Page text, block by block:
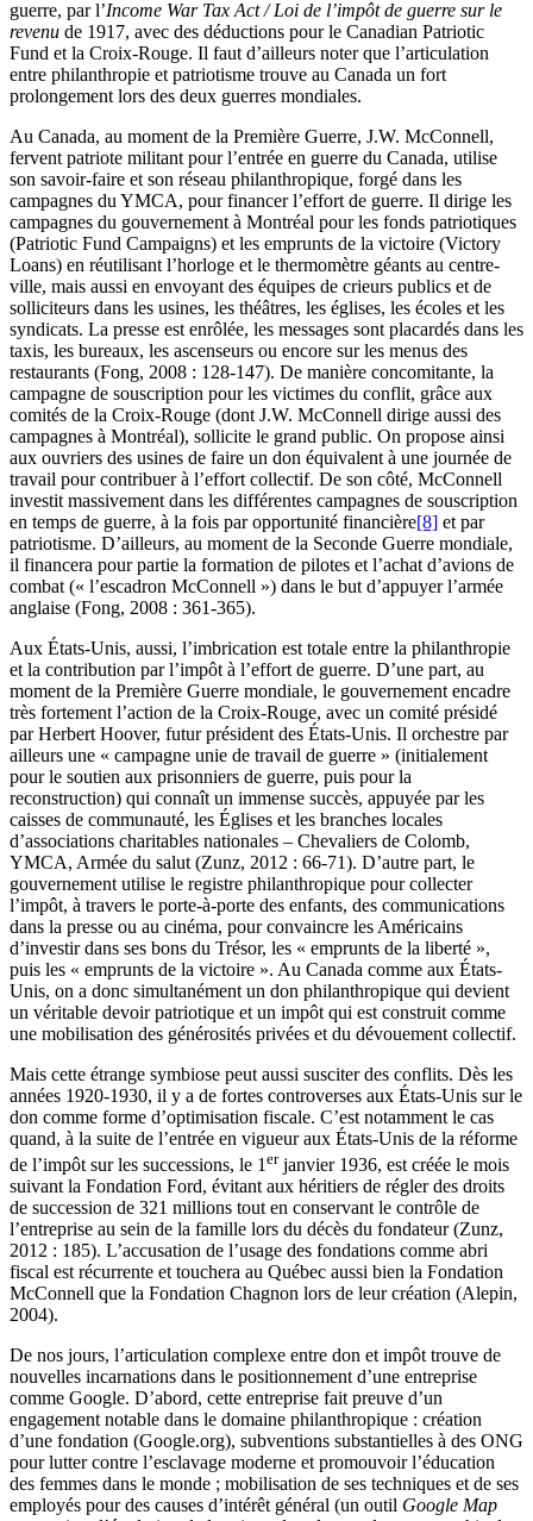
guerre, par l’Income War Tax Act / Loi de l’impôt de guerre sur le
revenu de 1917, avec des déductions pour le Canadian Patriotic
Fund et la Croix-Rouge. Il faut d’ailleurs noter que l’articulation
entre philanthropie et patriotisme trouve au Canada un fort
prolongement lors des deux guerres mondiales.
Au Canada, au moment de la Première Guerre, J.W. McConnell,
fervent patriote militant pour l’entrée en guerre du Canada, utilise
son savoir-faire et son réseau philanthropique, forgé dans les
campagnes du YMCA, pour financer l’effort de guerre. Il dirige les
campagnes du gouvernement à Montréal pour les fonds patriotiques
(Patriotic Fund Campaigns) et les emprunts de la victoire (Victory
Loans) en réutilisant l’horloge et le thermomètre géants au centre-
ville, mais aussi en envoyant des équipes de crieurs publics et de
solliciteurs dans les usines, les théâtres, les églises, les écoles et les
syndicats. La presse est enrôlée, les messages sont placardés dans les
taxis, les bureaux, les ascenseurs ou encore sur les menus des
restaurants (Fong, 2008 : 128-147). De manière concomitante, la
campagne de souscription pour les victimes du conflit, grâce aux
comités de la Croix-Rouge (dont J.W. McConnell dirige aussi des
campagnes à Montréal), sollicite le grand public. On propose ainsi
aux ouvriers des usines de faire un don équivalent à une journée de
travail pour contribuer à l’effort collectif. De son côté, McConnell
investit massivement dans les différentes campagnes de souscription
en temps de guerre, à la fois par opportunité financière[8] et par
patriotisme. D’ailleurs, au moment de la Seconde Guerre mondiale,
il financera pour partie la formation de pilotes et l’achat d’avions de
combat (« l’escadron McConnell ») dans le but d’appuyer l’armée
anglaise (Fong, 2008 : 361-365).
Aux États-Unis, aussi, l’imbrication est totale entre la philanthropie
et la contribution par l’impôt à l’effort de guerre. D’une part, au
moment de la Première Guerre mondiale, le gouvernement encadre
très fortement l’action de la Croix-Rouge, avec un comité présidé
par Herbert Hoover, futur président des États-Unis. Il orchestre par
ailleurs une « campagne unie de travail de guerre » (initialement
pour le soutien aux prisonniers de guerre, puis pour la
reconstruction) qui connaît un immense succès, appuyée par les
caisses de communauté, les Églises et les branches locales
d’associations charitables nationales – Chevaliers de Colomb,
YMCA, Armée du salut (Zunz, 2012 : 66-71). D’autre part, le
gouvernement utilise le registre philanthropique pour collecter
l’impôt, à travers le porte-à-porte des enfants, des communications
dans la presse ou au cinéma, pour convaincre les Américains
d’investir dans ses bons du Trésor, les « emprunts de la liberté »,
puis les « emprunts de la victoire ». Au Canada comme aux États-
Unis, on a donc simultanément un don philanthropique qui devient
un véritable devoir patriotique et un impôt qui est construit comme
une mobilisation des générosités privées et du dévouement collectif.
Mais cette étrange symbiose peut aussi susciter des conflits. Dès les
années 1920-1930, il y a de fortes controverses aux États-Unis sur le
don comme forme d’optimisation fiscale. C’est notamment le cas
quand, à la suite de l’entrée en vigueur aux États-Unis de la réforme
de l’impôt sur les successions, le 1 erjanvier 1936, est créée le mois
suivant la Fondation Ford, évitant aux héritiers de régler des droits
de succession de 321 millions tout en conservant le contrôle de
l’entreprise au sein de la famille lors du décès du fondateur (Zunz,
2012 : 185). L’accusation de l’usage des fondations comme abri
fiscal est récurrente et touchera au Québec aussi bien la Fondation
McConnell que la Fondation Chagnon lors de leur création (Alepin,
2004).
De nos jours, l’articulation complexe entre don et impôt trouve de
nouvelles incarnations dans le positionnement d’une entreprise
comme Google. D’abord, cette entreprise fait preuve d’un
engagement notable dans le domaine philanthropique : création
d’une fondation (Google.org), subventions substantielles à des ONG
pour lutter contre l’esclavage moderne et promouvoir l’éducation
des femmes dans le monde ; mobilisation de ses techniques et de ses
employés pour des causes d’intérêt général (un outil Google Map